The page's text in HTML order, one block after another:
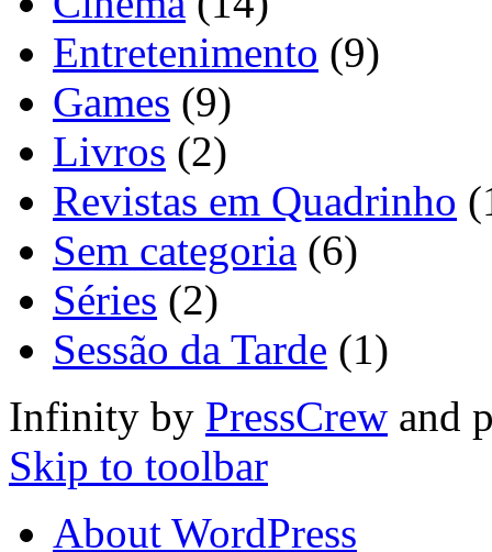
Entretenimento (9)
Games (9)
Livros (2)
Revistas em Quadrinho
Sem categoria (6)
Séries (2)
Sessão da Tarde (1)
Infinity by PressCrew and
Skip to toolbar
About WordPress